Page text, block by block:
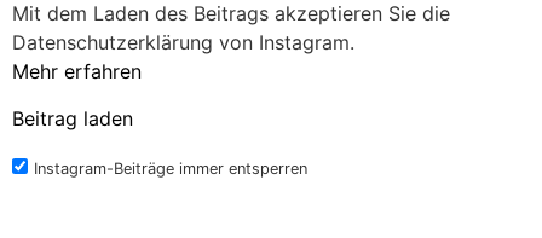
Mit dem Laden des Beitrags akzeptieren Sie die
Datenschutzerklärung von Instagram.
Mehr erfahren
Beitrag laden
Instagram-Beiträge immer entsperren